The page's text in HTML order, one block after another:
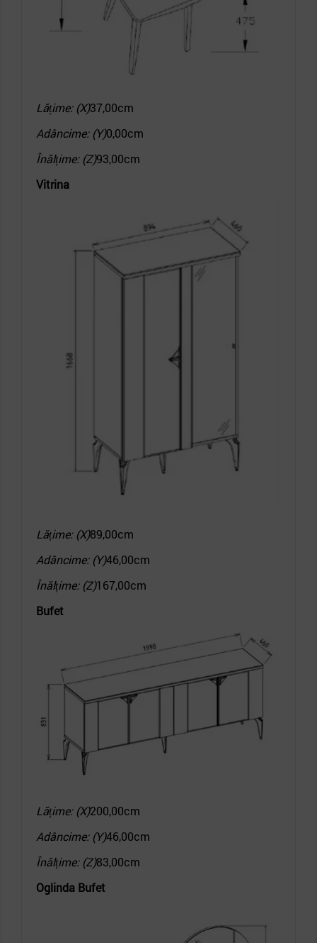
Lățime: (X)37,00cm
Adâncime: (Y)0,00cm
Înălțime: (Z)93,00cm
Vitrina
Lățime: (X)89,00cm
Adâncime: (Y)46,00cm
Înălțime: (Z)167,00cm
Bufet
Lățime: (X)200,00cm
Adâncime: (Y)46,00cm
Înălțime: (Z)83,00cm
Oglinda Bufet